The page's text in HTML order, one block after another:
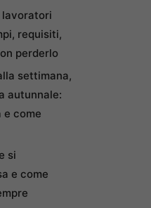
lavoratori
requisiti,
perderlo
settimana,
autunnale:
e come
si
e come